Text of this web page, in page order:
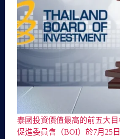
泰國投資價值最高的前五大
促進委員會（BOI）於7月25